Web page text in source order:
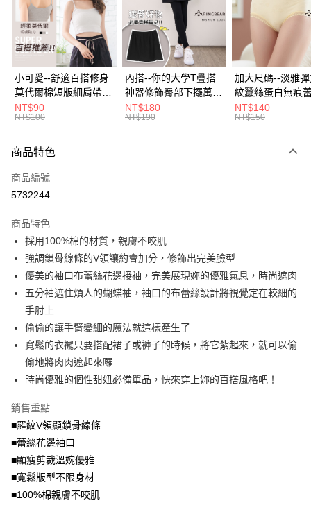
Apple Pay
街口支付
悠遊付
Google Pay
全盈+PAY
大哥付你分期
【大哥付你分期使用說明】
1.本服務由台灣大哥大提供，台灣大哥大用戶可立即使用無須另外申請。
流程，驗證手機門號後，選擇欲分期的期數、繳款截止日，確認付款後即完
成交易。
3.實際核准額度、可分期數及費用金額請依後續交易確認頁面所載為準。
4.訂單成立30分鐘內，如未前往確認交易或遇審核未通過，訂單將自動取
法說明評估內容。
【繳款方式說明】
1.分期款項不併入電信帳單，「大哥付你分期」於每月結算日後寄送繳費提
醒簡訊。
2.透過簡訊連結打開帳單後，可選擇「超商條碼／台灣大直營門市／銀行轉
帳／街口支付／iPASS MONEY」等通路繳費。
【注意事項】
1.本服務係由「台灣大哥大股份有限公司」（以下簡稱本公司）所提供，讓
買賣價金債權讓與本公司後，依約使用本公司帳單繳交帳款。
資料（包含姓名、電話或地址）提供予台灣大哥大進項蒐集、處理及利用，
由本公司與您本人進行分期帳單所需資料之確認、核對及更正。
3.完整用戶服務條款，請詳閱以下連結：
AFTEE先享後付
【關於「AFTEE先享後付」】
AFTEE先享後付是「在收到商品之後才付款」的支付方式。 讓您購物簡單
便利好安心！
１．簡單：不需註冊會員、不需綁卡、不需儲值。
２．便利：只要手機號碼，簡訊認證，即可結帳。
３．安心：先確認商品／服務後，再付款。
【「AFTEE先享後付」結帳流程】
１．於結帳方式選擇「AFTEE先享後付」後，將跳轉至「AFTEE先享後付」
２．訂單成立數日內，您將收到繳費通知簡訊。
３．收到繳費通知簡訊後14天內，點擊此簡訊中的連結，可透過四大超商／
ATM／網路銀行／等多元方式進行付款，方視為交易完成。
※ 請注意：結帳手續完成當下不需立刻繳費，但若您需要取消訂單，請聯絡
後付繳納相關費用。
※ 交易是否成功請以「AFTEE先享後付 」之結帳頁面顯示為準，若有關於
是否繳費成功／繳費後需取消欲退款等相關疑問，請聯繫「AFTEE先享後付
客戶支援中心」
【注意事項】
易，需依本服務之必要範圍內提供個人資料，並將交易相關給付款項請求債
ATM付款
全家取貨付款
每筆NT$70，滿NT$699(含以上)免運費
付款後全家取貨
7-11取貨付款
付款後7-11取貨
每筆NT$70，滿NT$699(含以上)免運費
宅配
小可愛--舒適百搭修身
莫代爾棉短版細肩帶素
色背心(白.黑.灰L-2L)-
U582眼圈熊中大尺碼
NT$90
NT$100
內搭--你的大學T疊搭
神器修飾臀部下擺萬用
內搭裙/遮臀裙(黑2L-
6L)-Q155眼圈熊中大
NT$180
NT$190
加大尺碼--淡雅
紋蠶絲蛋白無痕
角內褲(白.粉.藍.
3L)-L28眼圈熊中
NT$140
NT$150
商品特色
商品編號
5732244
商品特色
採用100%棉的材質，親膚不咬肌
強調鎖骨線條的V領讓約會加分，修飾出完美臉型
優美的袖口布蕾絲花邊接袖，完美展現妳的優雅氣息，時尚遮肉
五分袖遮住煩人的蝴蝶袖，袖口的布蕾絲設計將視覺定在較細的
手肘上
偷偷的讓手臂變細的魔法就這樣產生了
寬鬆的衣襬只要搭配裙子或褲子的時候，將它紮起來，就可以偷
偷地將肉肉遮起來囉
時尚優雅的個性甜妞必備單品，快來穿上妳的百搭風格吧！
銷售重點
■羅紋V領顯鎖骨線條
■蕾絲花邊袖口
■顯瘦剪裁溫婉優雅
■寬鬆版型不限身材
■100%棉親膚不咬肌